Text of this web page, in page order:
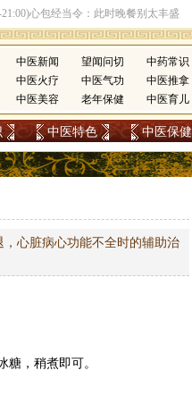
中医新闻 望闻问切 中药常识
中医火疗 中医气功 中医推拿
中医美容 老年保健 中医育儿
中医特色 中医保健
心脏病心功能不全时的辅助治
，稍煮即可。